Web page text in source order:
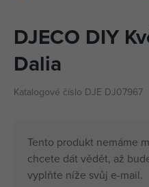
DJECO DIY
Dalia
Katalogové číslo DJE DJ07967
Tento produkt nemáme
chcete dát vědět, až
vyplňte níže svůj e-mail.